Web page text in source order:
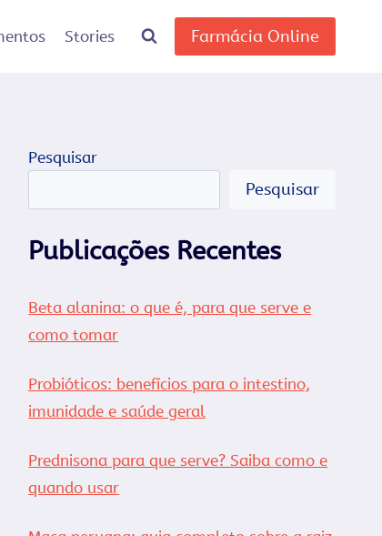
Stories Farmácia Online
Pesquisar
Pesquisar
Publicações Recentes
Beta alanina: o que é, para que serve e
como tomar
Probióticos: benefícios para o intestino,
imunidade e saúde geral
Prednisona para que serve? Saiba como e
quando usar